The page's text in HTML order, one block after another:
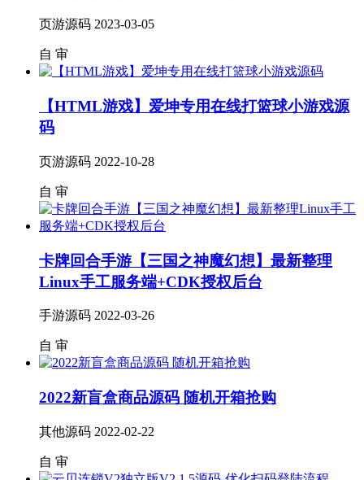
页游源码 2023-03-05
自 审
【HTML游戏】爱坤专用在线打篮球小游戏源
码
页游源码 2022-10-28
自 审
卡牌回合手游【三国之神魔幻想】最新整理
Linux手工服务端+CDK授权后台
手游源码 2022-03-26
自 审
2022新盲盒商品源码 随机开箱抢购
其他源码 2022-02-22
自 审